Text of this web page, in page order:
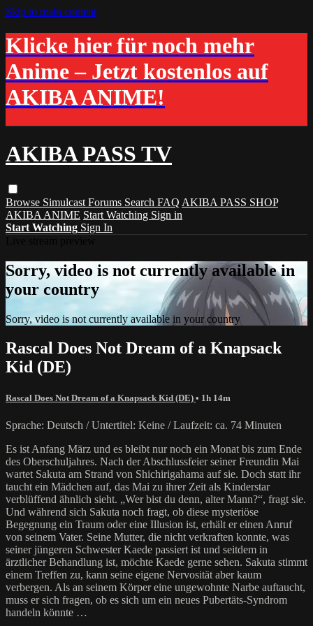
Skip to main content
Klicke hier für noch mehr
Anime – Jetzt kostenlos auf
AKIBA ANIME!
AKIBA PASS TV
Browse Simulcast Forums Search FAQ AKIBA PASS SHOP
AKIBA ANIME Start Watching Sign in
Start Watching Sign In
Sorry, video is not currently available in
your country
Sorry, video is not currently available in your country
Rascal Does Not Dream of a Knapsack
Kid (DE)
Rascal Does Not Dream of a Knapsack Kid (DE) • 1h 14m
Sprache: Deutsch / Untertitel: Keine / Laufzeit: ca. 74 Minuten
Es ist Anfang März und es bleibt nur noch ein Monat bis zum Ende
des Oberschuljahres. Nach der Abschlussfeier seiner Freundin Mai
wartet Sakuta am Strand von Shichirigahama auf sie. Doch statt ihr
taucht ein Mädchen auf, das Mai zu ihrer Zeit als Kinderstar
verblüffend ähnlich sieht. „Wer bist du denn, alter Mann?“, fragt sie.
Und während sich Sakuta noch fragt, ob diese mysteriöse
Begegnung ein Traum oder eine Illusion ist, erhält er einen Anruf
von seinem Vater. Seine Mutter, die nicht verkraften konnte, was
seiner jüngeren Schwester Kaede passiert ist und seitdem in
ärztlicher Behandlung ist, möchte Kaede gerne sehen. Sakuta stimmt
einem Treffen zu, kann seine eigene Nervosität aber kaum
verbergen. Als an seinem Körper eine ungewohnte Narbe auftaucht,
muss er sich fragen, ob es sich um ein neues Pubertäts-Syndrom
handeln könnte …